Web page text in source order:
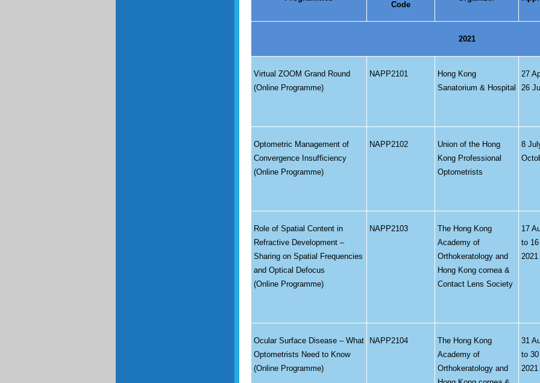
Code
2021
Virtual ZOOM Grand Round
(Online Programme)
NAPP2101
Hong Kong
Sanatorium & Hospital
27
26
Optometric Management of
Convergence Insufficiency
(Online Programme)
NAPP2102
Union of the Hong
Kong Professional
Optometrists
8
Role of Spatial Content in
Refractive Development –
Sharing on Spatial Frequencies
and Optical Defocus
(Online Programme)
NAPP2103
The Hong Kong
Academy of
Orthokeratology and
Hong Kong cornea &
Contact Lens Society
17
to
2021
Ocular Surface Disease – What
Optometrists Need to Know
(Online Programme)
NAPP2104
The Hong Kong
Academy of
Orthokeratology and
31
to
2021